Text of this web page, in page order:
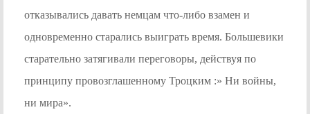
отказывались давать немцам что-либо взамен и
одновременно старались выиграть время. Большевики
старательно затягивали переговоры, действуя по
принципу провозглашенному Троцким :» Ни войны,
ни мира».